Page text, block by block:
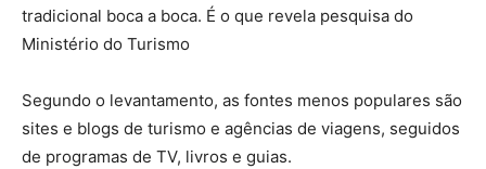
tradicional boca a boca. É o que revela pesquisa do
Ministério do Turismo
Segundo o levantamento, as fontes menos populares são
sites e blogs de turismo e agências de viagens, seguidos
de programas de TV, livros e guias.